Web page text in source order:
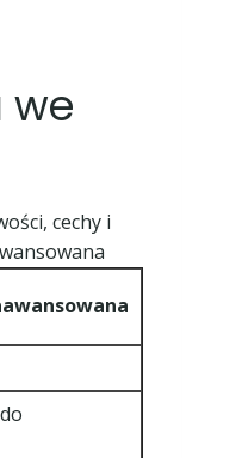
we
cechy i